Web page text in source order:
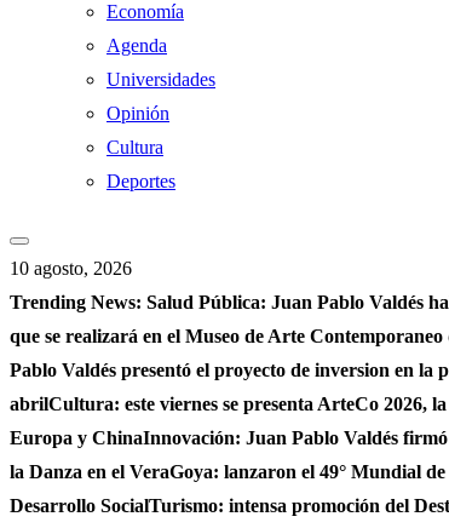
Economía
Agenda
Universidades
Opinión
Cultura
Deportes
10 agosto, 2026
Trending News: Salud Pública: Juan Pablo Valdés
que se realizará en el Museo de Arte
Pablo Valdés presentó el proyecto de inversion en la
abrilCultura: este viernes se presenta ArteCo 2026,
Europa y ChinaInnovación: Juan Pablo Valdés
la Danza en el VeraGoya: lanzaron el 49° Mundial
Desarrollo SocialTurismo: intensa promoción del